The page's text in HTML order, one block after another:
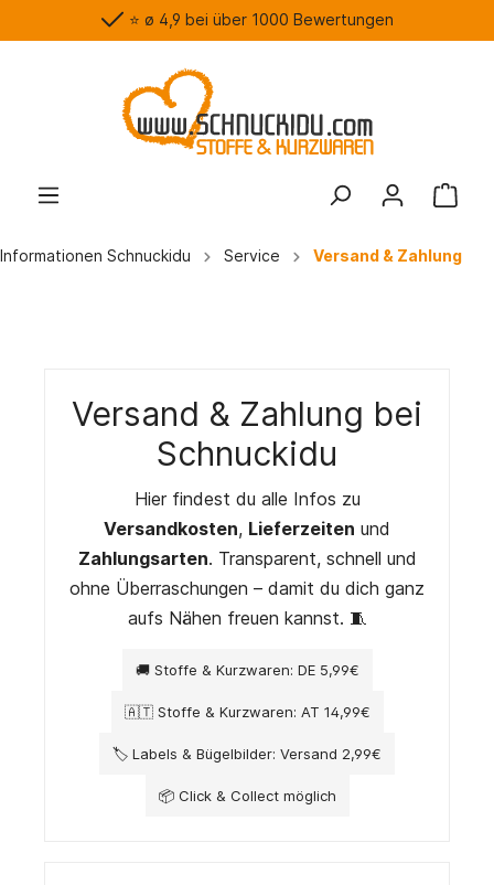
⭐️ ø 4,9 bei über 1000 Bewertungen
Informationen Schnuckidu Service Versand & Zahlung
Versand & Zahlung bei
Schnuckidu
Hier findest du alle Infos zu
Versandkosten, Lieferzeiten und
Zahlungsarten. Transparent, schnell und
ohne Überraschungen – damit du dich ganz
aufs Nähen freuen kannst. 🧵
🚚 Stoffe & Kurzwaren: DE 5,99€
🇦🇹 Stoffe & Kurzwaren: AT 14,99€
🏷️ Labels & Bügelbilder: Versand 2,99€
📦 Click & Collect möglich